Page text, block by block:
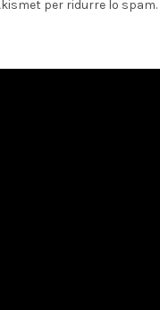
per ridurre lo spam.